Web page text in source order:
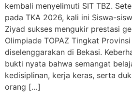
kembali menyelimuti SIT TBZ.
pada TKA 2026, kali ini Siswa-
Ziyad sukses mengukir prestasi
Olimpiade TOPAZ Tingkat
diselenggarakan di Bekasi.
bukti nyata bahwa semangat
kedisiplinan, kerja keras, serta
orang […]